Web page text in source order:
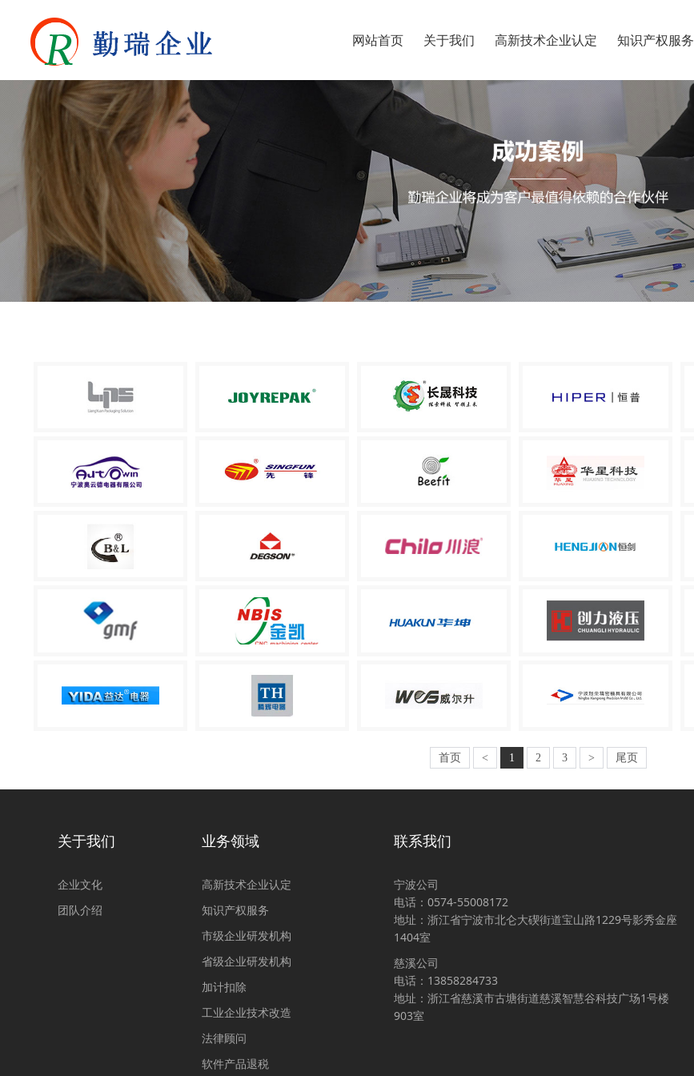
网站首页 关于我们 高新技术企业认定 知识产权服务
首页 < 1 2 3 > 尾页
关于我们
企业文化
团队介绍
业务领域
高新技术企业认定
知识产权服务
市级企业研发机构
省级企业研发机构
加计扣除
工业企业技术改造
法律顾问
软件产品退税
联系我们
宁波公司
电话： 0574-55008172
地址：浙江省宁波市北仑大碶街道宝山路1229号影秀金座
1404室
慈溪公司
电话： 13858284733
地址：浙江省慈溪市古塘街道慈溪智慧谷科技广场1号楼
903室